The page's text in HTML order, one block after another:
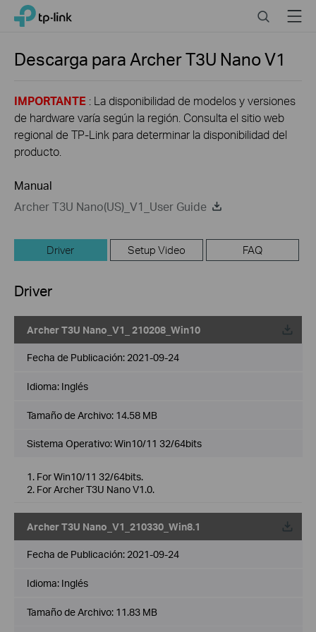
Click
navigation
TP-Link, Reliably Smart SearchMenu
Descarga paraArcher T3U NanoV1
IMPORTANTE : La disponibilidad de modelos y versiones
de hardware varía según la región. Consulta el sitio web
regional de TP-Link para determinar la disponibilidad del
producto.
Manual
Archer T3U Nano(US)_V1_User Guide
Driver Setup Video FAQ
Driver
Archer T3U Nano_V1_ 210208_Win10
Fecha de Publicación: 2021-09-24
Idioma: Inglés
Tamaño de Archivo: 14.58 MB
Sistema Operativo: Win10/11 32/64bits
1. For Win10/11 32/64bits.
2. For Archer T3U Nano V1.0.
Archer T3U Nano_V1_210330_Win8.1
Fecha de Publicación: 2021-09-24
Idioma: Inglés
Tamaño de Archivo: 11.83 MB